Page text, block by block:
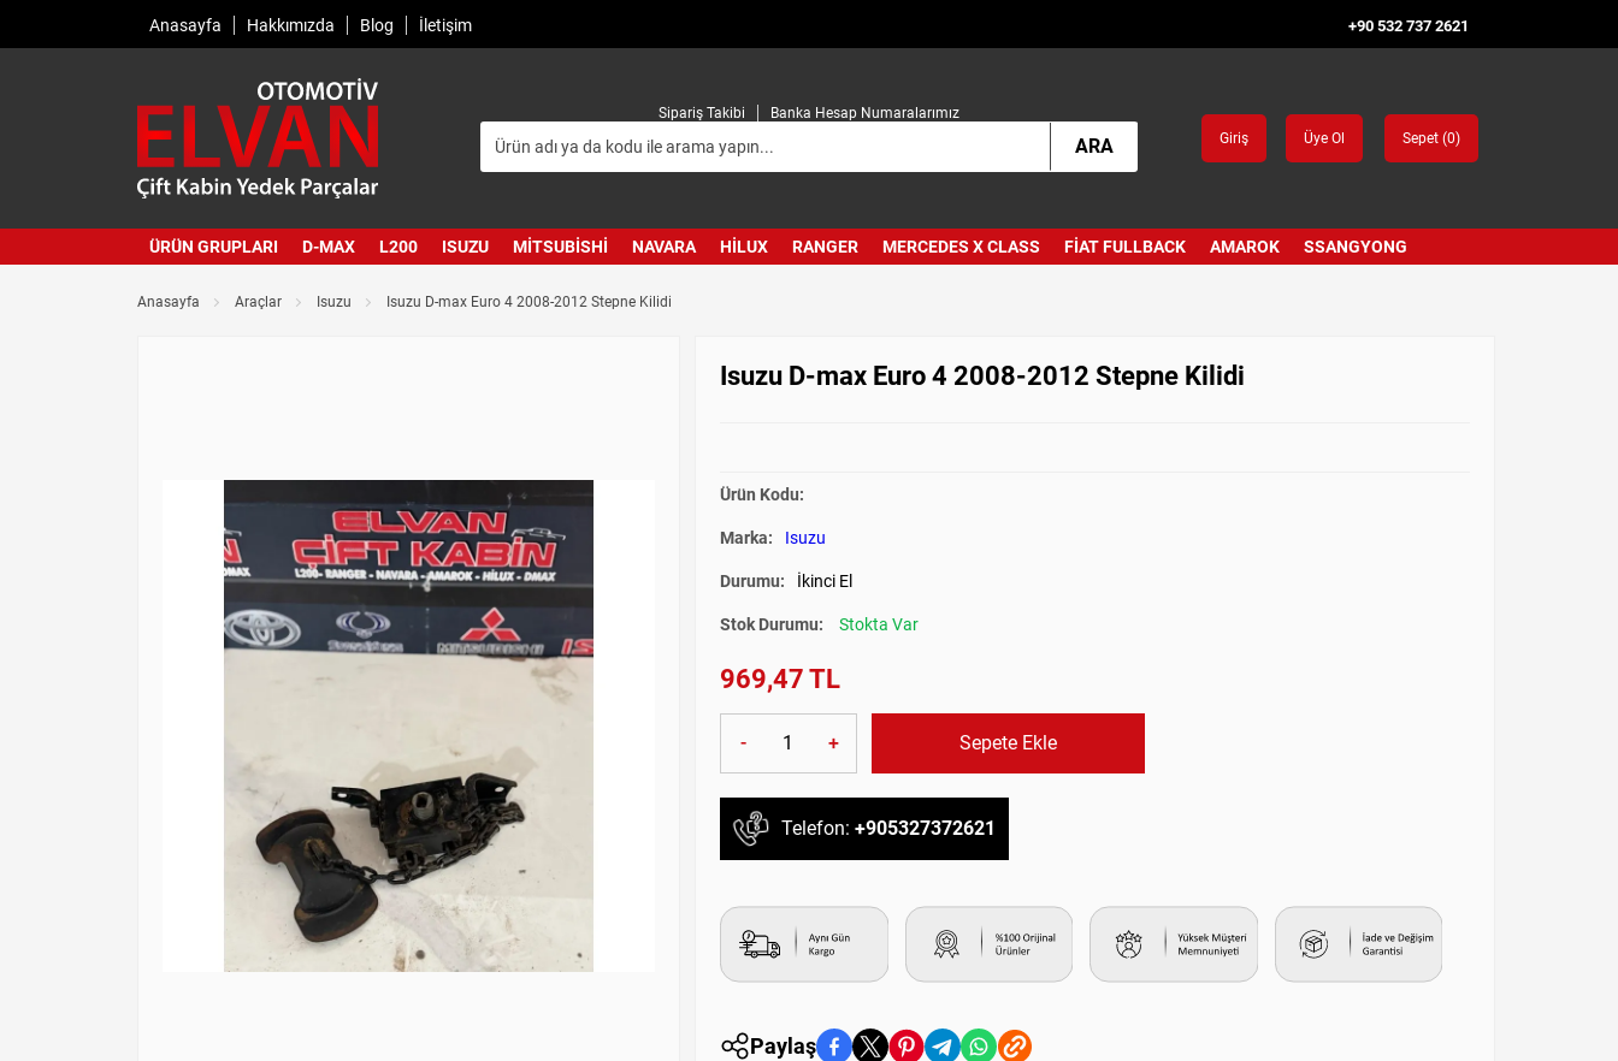
Anasayfa Hakkımızda Blog İletişim +90 532 737 2621
Sipariş Takibi Banka Hesap Numaralarımız
ARA Giriş Üye Ol Sepet (0)
ÜRÜN GRUPLARI D-MAX L200 ISUZU MITSUBISHI NAVARA HILUX RANGER MERCEDES X CLASS FIAT FULLBACK AMAROK SSANGYONG
Anasayfa Araçlar Isuzu Isuzu D-max Euro 4 2008-2012 Stepne Kilidi
Isuzu D-max Euro 4 2008-2012 Stepne Kilidi
Ürün Kodu:
Marka: Isuzu
Durumu: İkinci El
Stok Durumu: Stokta Var
969,47 TL
- + Sepete Ekle
Telefon: +905327372621
Paylaş